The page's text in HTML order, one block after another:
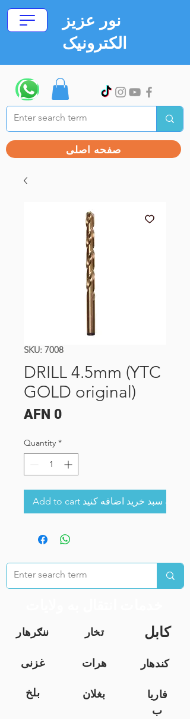
نور عزیز
الکترونیک
صفحه اصلی
SKU: 7008
DRILL 4.5mm (YTC
GOLD original)
AFN 0Price
Quantity *
Add to cart به سبد خرید اضافه کنید
ننګرهار تخار کابل
غزنی هرات
کندهار
بلخ
بغلان
فاریا
ب